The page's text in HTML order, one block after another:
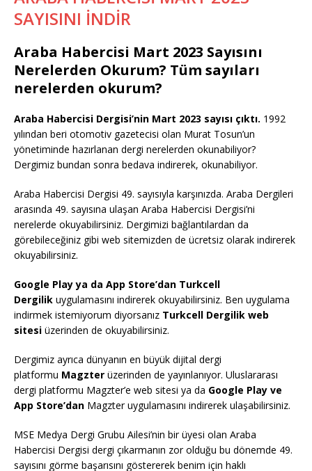
SAYISINI İNDİR
Araba Habercisi Mart 2023 Sayısını
Nerelerden Okurum? Tüm sayıları
nerelerden okurum?
Araba Habercisi Dergisi’nin Mart 2023 sayısı çıktı. 1992
yılından beri otomotiv gazetecisi olan Murat Tosun’un
yönetiminde hazırlanan dergi nerelerden okunabiliyor?
Dergimiz bundan sonra bedava indirerek, okunabiliyor.
Araba Habercisi Dergisi 49. sayısıyla karşınızda. Araba Dergileri
arasında 49. sayısına ulaşan Araba Habercisi Dergisi’ni
nerelerde okuyabilirsiniz. Dergimizi bağlantılardan da
görebileceğiniz gibi web sitemizden de ücretsiz olarak indirerek
okuyabilirsiniz.
Google Play ya da App Store’dan Turkcell
Dergilik uygulamasını indirerek okuyabilirsiniz. Ben uygulama
indirmek istemiyorum diyorsanız Turkcell Dergilik web
sitesi üzerinden de okuyabilirsiniz.
Dergimiz ayrıca dünyanın en büyük dijital dergi
platformu Magzter üzerinden de yayınlanıyor. Uluslararası
dergi platformu Magzter’e web sitesi ya da Google Play ve
App Store’dan Magzter uygulamasını indirerek ulaşabilirsiniz.
MSE Medya Dergi Grubu Ailesi’nin bir üyesi olan Araba
Habercisi Dergisi dergi çıkarmanın zor olduğu bu dönemde 49.
sayısını görme başarısını göstererek benim için haklı